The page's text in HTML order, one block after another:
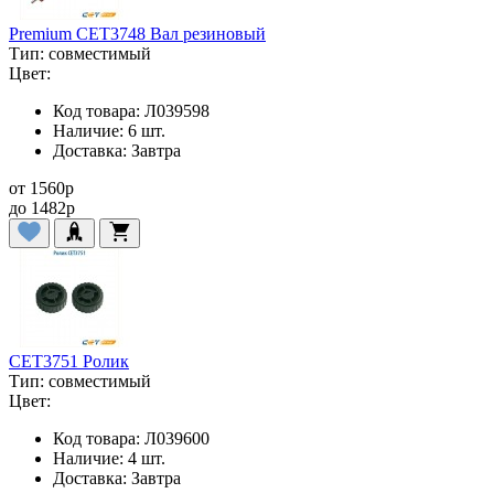
Premium CET3748 Вал резиновый
Тип: совместимый
Цвет:
Код товара: Л039598
Наличие: 6 шт.
Доставка: Завтра
от 1560p
до 1482p
CET3751 Ролик
Тип: совместимый
Цвет:
Код товара: Л039600
Наличие: 4 шт.
Доставка: Завтра